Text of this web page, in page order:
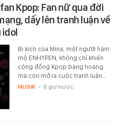
Kpop: Fan nữ qua đời
dấy lên tranh luận về
idol
Bi kịch của Mina, một người hâm
mộ ENHYPEN, không chỉ khiến
cộng đồng Kpop bàng hoàng
mà còn mở ra cuộc tranh luận…
MUSIK - 6 giờ trước